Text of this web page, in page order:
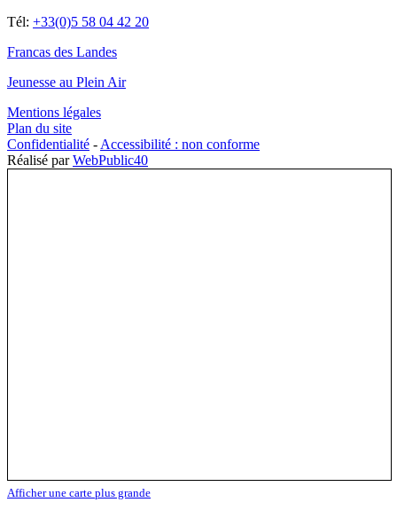
Tél: +33(0)5 58 04 42 20
Francas des Landes
Jeunesse au Plein Air
Mentions légales
Plan du site
Confidentialité - Accessibilité : non conforme
Réalisé parWebPublic40
Afficher une carte plus grande